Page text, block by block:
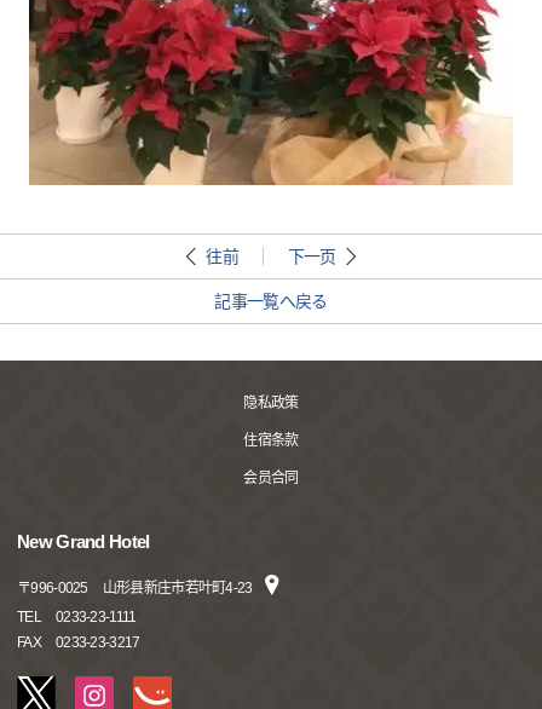
往前 下一页
記事一覧へ戻る
隐私政策
住宿条款
会员合同
New Grand Hotel
〒996-0025
山形县新庄市若叶町4-23
TEL
0233-23-1111
FAX
0233-23-3217